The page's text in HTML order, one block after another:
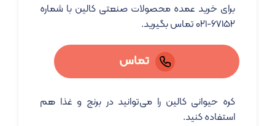
برای خرید عمده محصولات صنعتی کالین با شماره
۶۷۱۵۲-۰۲۱ تماس بگیرید.
تماس
کره حیوانی کالین را می‌توانید در برنج و غذا هم
استفاده کنید.